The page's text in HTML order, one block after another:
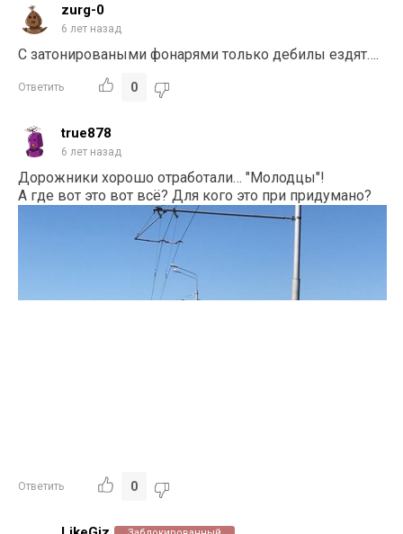
zurg-0
6 лет назад
С затонироваными фонарями только дебилы ездят….
Ответить 0
true878
6 лет назад
Дорожники хорошо отработали… "Молодцы"!
А где вот это вот всё? Для кого это при придумано?
Ответить 0